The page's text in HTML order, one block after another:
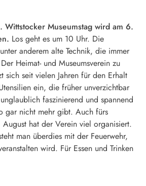
Wittstocker Museumstag wird am 6.
Los geht es um 10 Uhr. Die
anderem alte Technik, die immer
Heimat- und Museumsverein zu
sich seit vielen Jahren für den Erhalt
ein, die früher unverzichtbar
faszinierend und spannend
gar nicht mehr gibt. Auch fürs
August hat der Verein viel organisiert.
man überdies mit der Feuerwehr,
wird. Für Essen und Trinken